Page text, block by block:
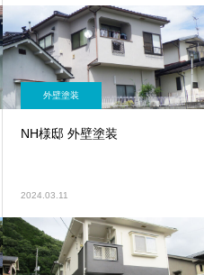
外壁塗装
NH様邸 外壁塗装
2024.03.11